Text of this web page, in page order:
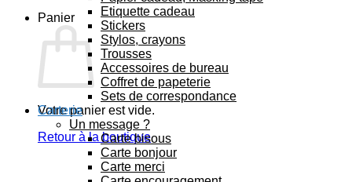
Panier
Votre panier est vide.
Retour à la boutique
Etiquette cadeau
Stickers
Stylos, crayons
Trousses
Accessoires de bureau
Coffret de papeterie
Sets de correspondance
Carterie
Un message ?
Carte bisous
Carte bonjour
Carte merci